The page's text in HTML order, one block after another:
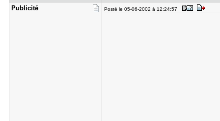
Publicité Posté le 05-06-2002 à 12:24:57